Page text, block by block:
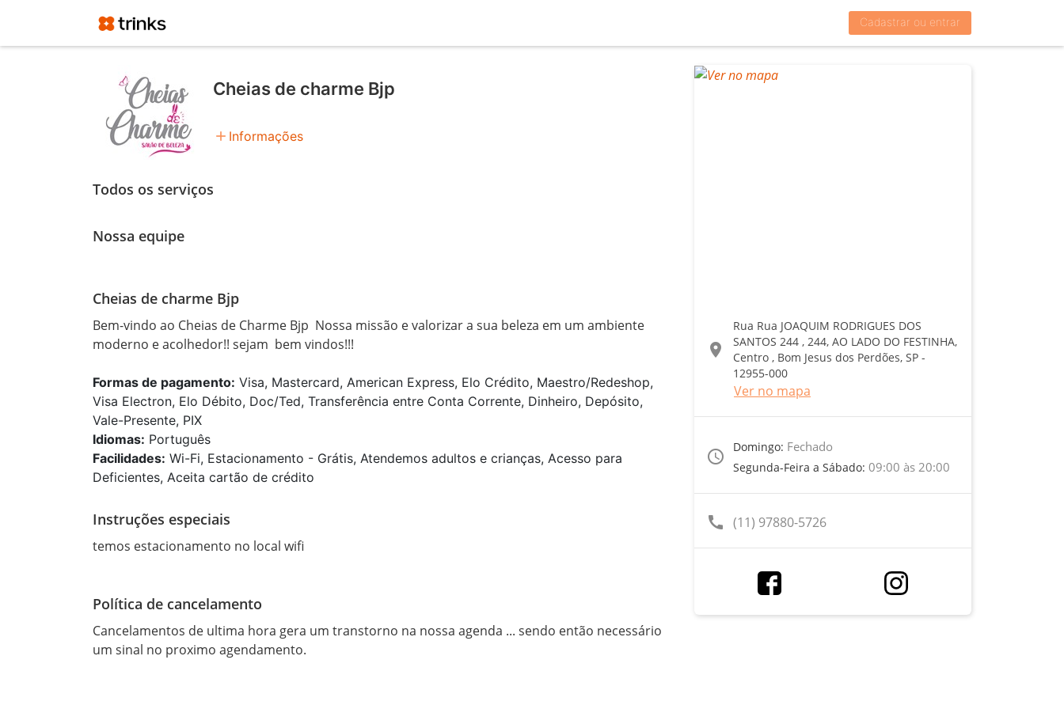
Cadastrar ou entrar
Cheias de charme Bjp
add Informações
Todos os serviços
Nossa equipe
Cheias de charme Bjp
Bem-vindo ao Cheias de Charme Bjp  Nossa missão e valorizar a sua beleza em um ambiente
moderno e acolhedor!! sejam  bem vindos!!!
Formas de pagamento: Visa, Mastercard, American Express, Elo Crédito, Maestro/Redeshop,
Visa Electron, Elo Débito, Doc/Ted, Transferência entre Conta Corrente, Dinheiro, Depósito,
Vale-Presente, PIX
Idiomas: Português
Facilidades: Wi-Fi, Estacionamento - Grátis, Atendemos adultos e crianças, Acesso para
Deficientes, Aceita cartão de crédito
Instruções especiais
temos estacionamento no local wifi
Política de cancelamento
Cancelamentos de ultima hora gera um transtorno na nossa agenda ... sendo então necessário
um sinal no proximo agendamento.
location_on
Rua Rua JOAQUIM RODRIGUES DOS
SANTOS 244 , 244, AO LADO DO FESTINHA,
Centro , Bom Jesus dos Perdões, SP -
12955-000
Ver no mapa
access_time
Domingo: Fechado
Segunda-Feira a Sábado: 09:00 às 20:00
call (11) 97880-5726